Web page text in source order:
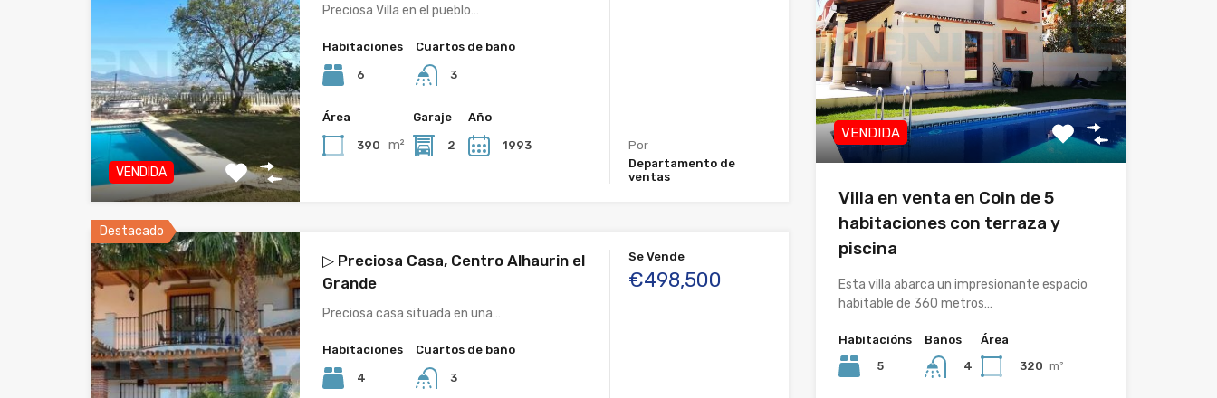
VENDIDA
Preciosa Villa en el pueblo…
Habitaciones
6
Cuartos de baño
3
Área
390 m²
Garaje
2
Año
1993
Por
Departamento de
ventas
Destacado
▷ Preciosa Casa, Centro Alhaurin el
Grande
Preciosa casa situada en una…
Habitaciones
4
Cuartos de baño
3
Se Vende
€498,500
VENDIDA
Villa en venta en Coin de 5
habitaciones con terraza y
piscina
Esta villa abarca un impresionante espacio
habitable de 360 metros…
Habitacións
5
Baños
4
Área
320 m²